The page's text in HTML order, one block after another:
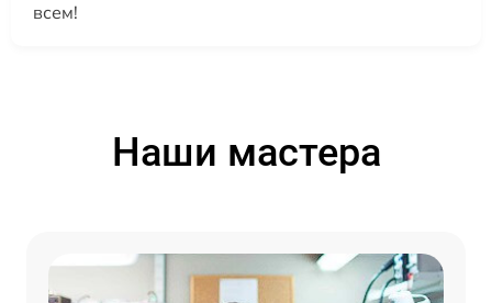
всем!
Наши мастера